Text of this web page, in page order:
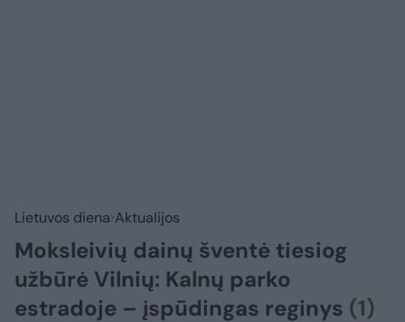
Lietuvos diena Aktualijos
Moksleivių dainų šventė tiesiog
užbūrė Vilnių: Kalnų parko
estradoje – įspūdingas reginys (1)